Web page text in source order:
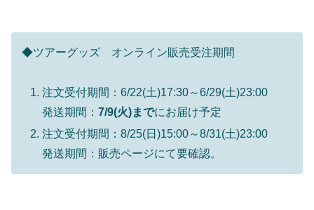
◆ツアーグッズ オンライン販売受注期間
注文受付期間：6/22(土)17:30～6/29(土)23:00
発送期間：7/9(火)までにお届け予定
注文受付期間：8/25(日)15:00～8/31(土)23:00
発送期間：販売ページにて要確認。